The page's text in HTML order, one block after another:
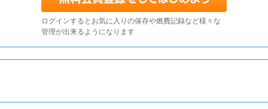
ログインするとお気に入りの保存や燃費記録など様々な
管理が出来るようになります